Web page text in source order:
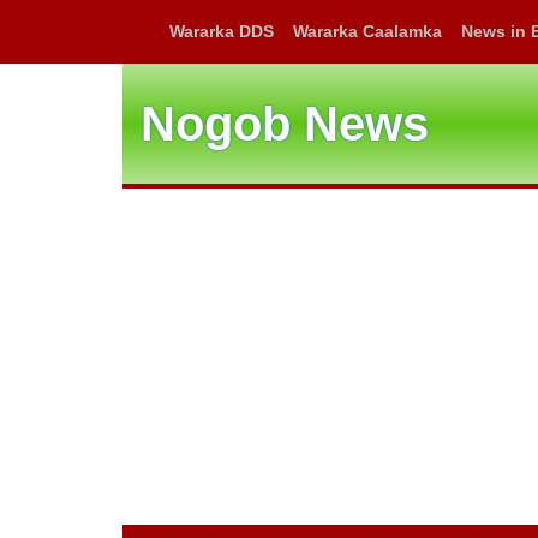
Wararka DDS Wararka Caalamka News in
Nogob News